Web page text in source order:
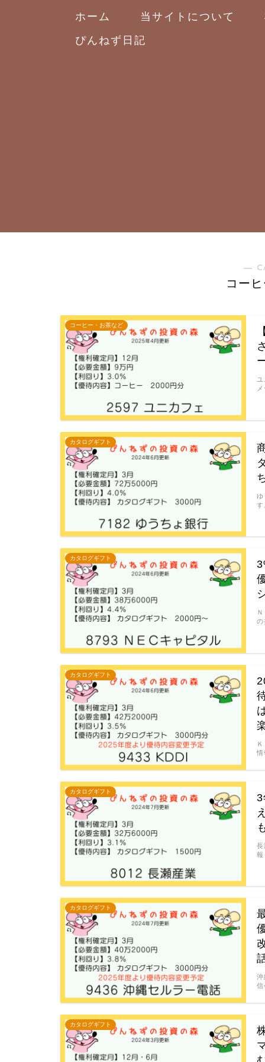
ホーム 当サイトについて
ぴんねず日記
―
コー
コーヒー・お茶など
カタログギフト
ゆ
カタログギフト
カタログギフト
カタログギフト
3
長
カタログギフト
沖
カタログギフト